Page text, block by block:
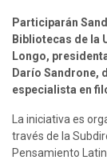
Participarán
Bibliotecas de la
Longo,
Darío Sandrone,
especialista en
La iniciativa es
través de la
Pensamiento